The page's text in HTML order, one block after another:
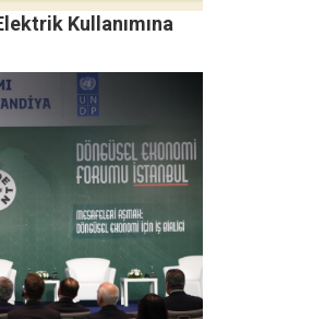
Kullanımına